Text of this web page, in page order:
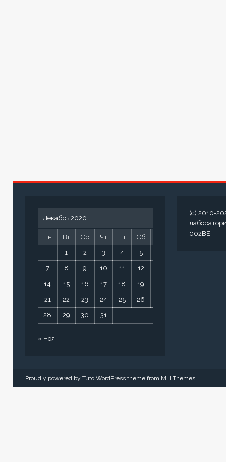
Декабрь 2020
Пн Вт Ср Чт Пт Сб
1 2 3 4 5
7 8 9 10 11 12
14 15 16 17 18 19
21 22 23 24 25 26
28 29 30 31
« Ноя
(c) 2010-
002BE
Proudly powered by Tuto WordPress theme from MH Themes